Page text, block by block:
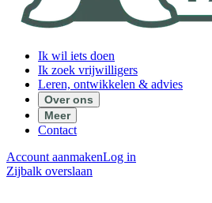
Ik wil iets doen
Ik zoek vrijwilligers
Leren, ontwikkelen & advies
Over ons
Meer
Contact
Account aanmakenLog in
Zijbalk overslaan